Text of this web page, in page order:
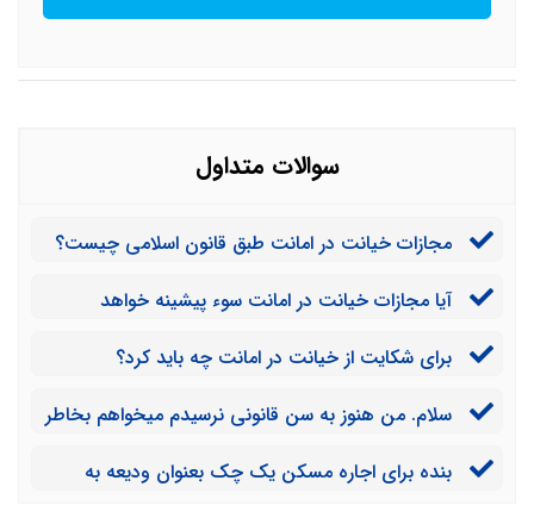
سوالات متداول
مجازات خیانت در امانت طبق قانون اسلامی چیست؟
آیا مجازات خیانت در امانت سوء پیشینه خواهد
برای شکایت از خیانت در امانت چه باید کرد؟
سلام. من هنوز به سن قانونی نرسیدم میخواهم بخاطر
این کار را انجام دهم؟
بنده برای اجاره مسکن یک چک بعنوان ودیعه به